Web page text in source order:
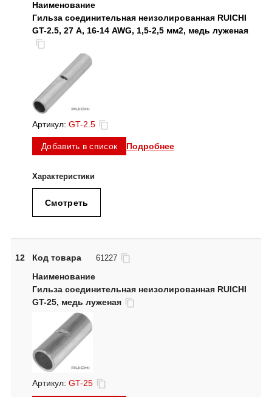
Гильза соединительная неизолированная RUICHI
GT-2.5, 27 А, 16-14 AWG, 1,5-2,5 мм2, медь луженая
Артикул: GT-2.5
Добавить в список Подробнее
Смотреть
12 Код товара 61227
Гильза соединительная неизолированная RUICHI
GT-25, медь луженая
Артикул: GT-25